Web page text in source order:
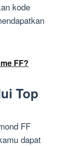
kode
FF?
Top
FF
dapat